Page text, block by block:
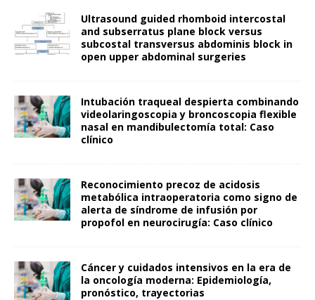
Ultrasound guided rhomboid intercostal
and subserratus plane block versus
subcostal transversus abdominis block in
open upper abdominal surgeries
Intubación traqueal despierta combinando
videolaringoscopia y broncoscopia flexible
nasal en mandibulectomía total: Caso
clínico
Reconocimiento precoz de acidosis
metabólica intraoperatoria como signo de
alerta de síndrome de infusión por
propofol en neurocirugía: Caso clínico
Cáncer y cuidados intensivos en la era de
la oncología moderna: Epidemiología,
pronóstico, trayectorias